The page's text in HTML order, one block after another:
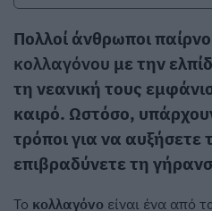
Πολλοί άνθρωποι
κολλαγόνου με την
τη νεανική τους
καιρό. Ωστόσο,
τρόποι για να αυξήσετε
επιβραδύνετε τη
Το κολλαγόνο είναι ένα από